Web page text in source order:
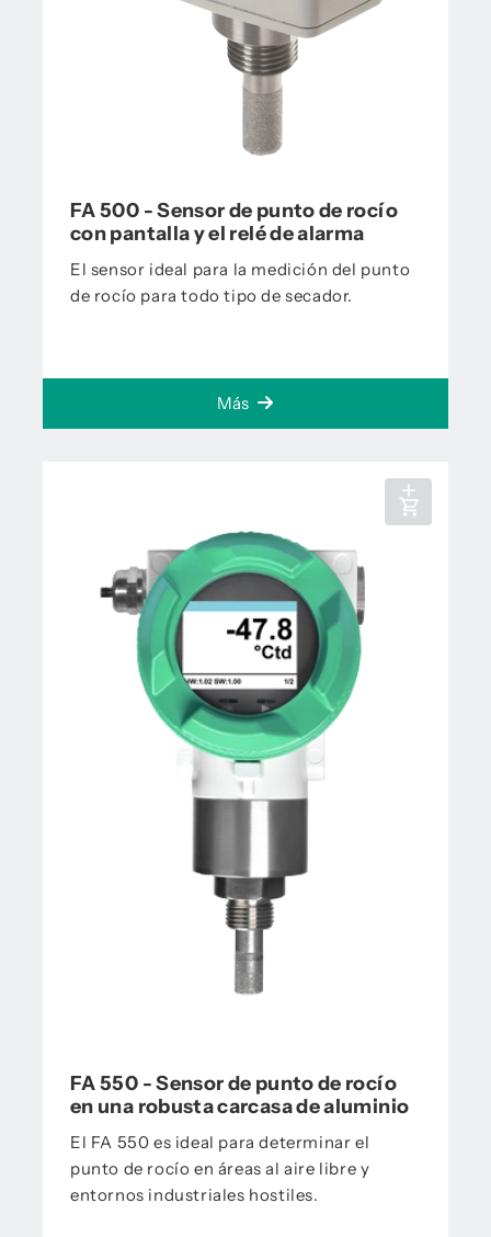
FA 500 - Sensor de punto de rocío
con pantalla y el relé de alarma
El sensor ideal para la medición del punto
de rocío para todo tipo de secador.
Más
FA 550 - Sensor de punto de rocío
en una robusta carcasa de aluminio
El FA 550 es ideal para determinar el
punto de rocío en áreas al aire libre y
entornos industriales hostiles.